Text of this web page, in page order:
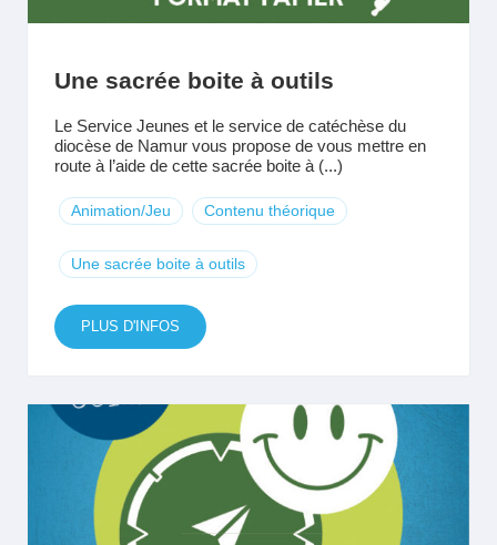
Une sacrée boite à outils
Le Service Jeunes et le service de catéchèse du
diocèse de Namur vous propose de vous mettre en
route à l’aide de cette sacrée boite à (...)
Animation/Jeu Contenu théorique
Une sacrée boite à outils
PLUS D'INFOS